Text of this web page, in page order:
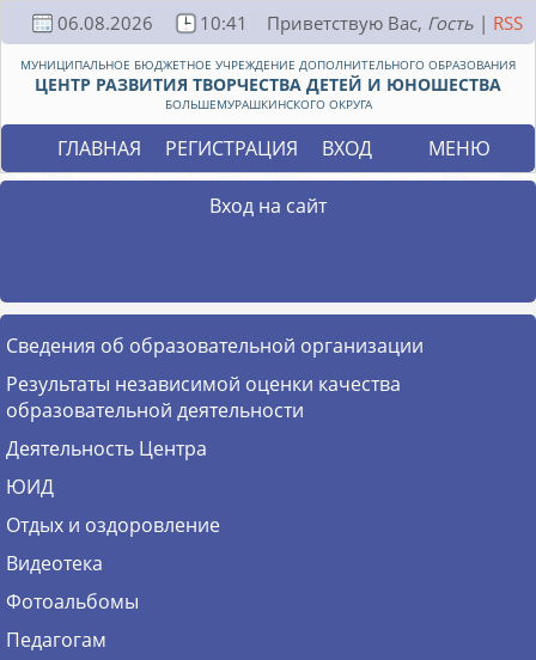
Приветствую Вас, Гость | RSS
10:41
06.08.2026
МУНИЦИПАЛЬНОЕ БЮДЖЕТНОЕ УЧРЕЖДЕНИЕ ДОПОЛНИТЕЛЬНОГО ОБРАЗОВАНИЯ
ЦЕНТР РАЗВИТИЯ ТВОРЧЕСТВА ДЕТЕЙ И ЮНОШЕСТВА
БОЛЬШЕМУРАШКИНСКОГО ОКРУГА
ГЛАВНАЯ РЕГИСТРАЦИЯ ВХОД МЕНЮ
Вход на сайт
Сведения об образовательной организации
Результаты независимой оценки качества
образовательной деятельности
Деятельность Центра
ЮИД
Отдых и оздоровление
Видеотека
Фотоальбомы
Педагогам